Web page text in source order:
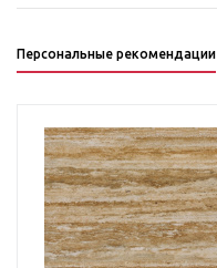
Персональные рекомендации